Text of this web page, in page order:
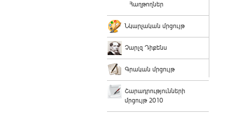
Հաղթողներ
Նկարչական մրցույթ
Չարլզ Դիքենս
Գրական մրցույթ
Շարադրությունների
մրցույթ 2010